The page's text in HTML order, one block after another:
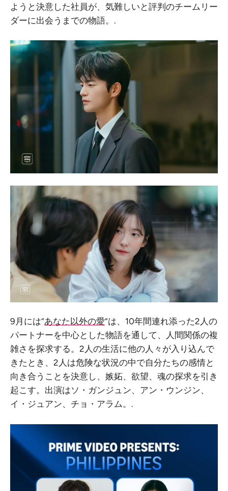
ようと決意した社員が、気難しいと評判のチームリー
ダーに出会うまでの物語。.
9月には“あなた以外の愛”は、10年間連れ添った2人の
パートナーを中心とした物語を通して、人間関係の複
雑さを探求する。2人の生活に他の人々が入り込んで
きたとき、2人は危険な状況の中で自分たちの感情と
向き合うことを決意し、嫉妬、欲望、魂の探求を引き
起こす。出演はソ・ガンジュン、アン・ウンジン、
イ・ジュアン、チョ・アラム。.